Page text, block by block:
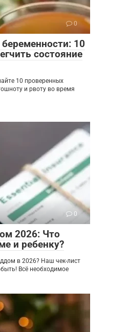
0
10
состояние
10 проверенных
и рвоту во время
0
2026: Что
и ребенку?
в 2026? Наш чек-лист
Всё необходимое